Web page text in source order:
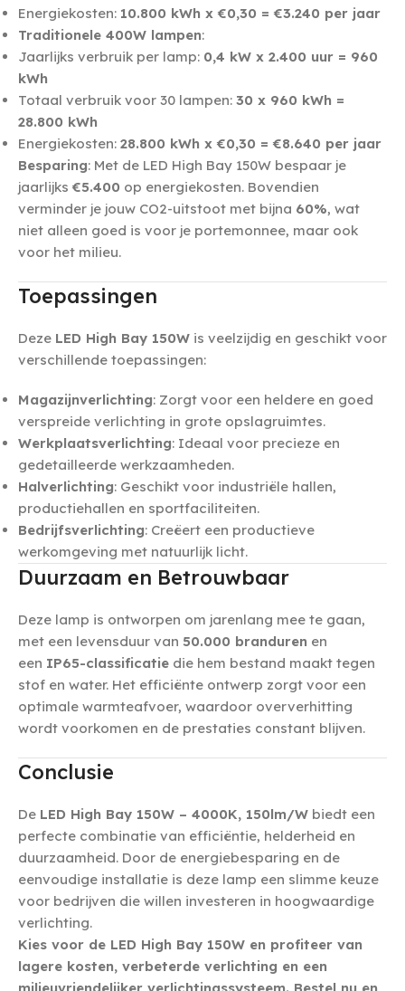
Energiekosten: 10.800 kWh x €0,30 = €3.240 per jaar
Traditionele 400W lampen:
Jaarlijks verbruik per lamp: 0,4 kW x 2.400 uur = 960
kWh
Totaal verbruik voor 30 lampen: 30 x 960 kWh =
28.800 kWh
Energiekosten: 28.800 kWh x €0,30 = €8.640 per jaar
Besparing: Met de LED High Bay 150W bespaar je
jaarlijks €5.400 op energiekosten. Bovendien
verminder je jouw CO2-uitstoot met bijna 60%, wat
niet alleen goed is voor je portemonnee, maar ook
voor het milieu.
Toepassingen
Deze LED High Bay 150W is veelzijdig en geschikt voor
verschillende toepassingen:
Magazijnverlichting: Zorgt voor een heldere en goed
verspreide verlichting in grote opslagruimtes.
Werkplaatsverlichting: Ideaal voor precieze en
gedetailleerde werkzaamheden.
Halverlichting: Geschikt voor industriële hallen,
productiehallen en sportfaciliteiten.
Bedrijfsverlichting: Creëert een productieve
werkomgeving met natuurlijk licht.
Duurzaam en Betrouwbaar
Deze lamp is ontworpen om jarenlang mee te gaan,
met een levensduur van 50.000 branduren en
een IP65-classificatie die hem bestand maakt tegen
stof en water. Het efficiënte ontwerp zorgt voor een
optimale warmteafvoer, waardoor oververhitting
wordt voorkomen en de prestaties constant blijven.
Conclusie
De LED High Bay 150W – 4000K, 150lm/W biedt een
perfecte combinatie van efficiëntie, helderheid en
duurzaamheid. Door de energiebesparing en de
eenvoudige installatie is deze lamp een slimme keuze
voor bedrijven die willen investeren in hoogwaardige
verlichting.
Kies voor de LED High Bay 150W en profiteer van
lagere kosten, verbeterde verlichting en een